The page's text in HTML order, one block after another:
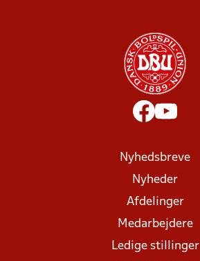
Nyhedsbreve
Nyheder
Afdelinger
Medarbejdere
Ledige stillinger